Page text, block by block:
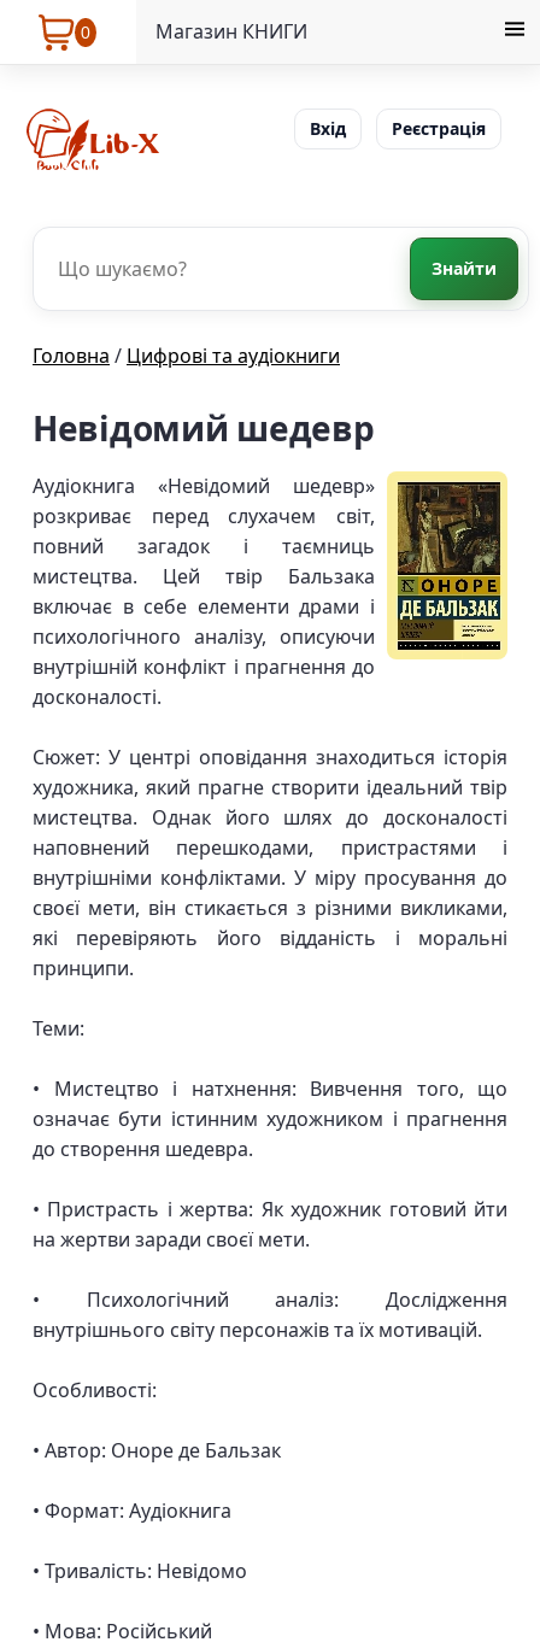
0 Магазин КНИГИ
Вхід Реєстрація
Знайти
Головна / Цифрові та аудіокниги
Невідомий шедевр
Аудіокнига «Невідомий шедевр»
розкриває перед слухачем світ,
повний загадок і таємниць
мистецтва. Цей твір Бальзака
включає в себе елементи драми і
психологічного аналізу, описуючи
внутрішній конфлікт і прагнення до
досконалості.
Сюжет: У центрі оповідання знаходиться історія
художника, який прагне створити ідеальний твір
мистецтва. Однак його шлях до досконалості
наповнений перешкодами, пристрастями і
внутрішніми конфліктами. У міру просування до
своєї мети, він стикається з різними викликами,
які перевіряють його відданість і моральні
принципи.
Теми:
• Мистецтво і натхнення: Вивчення того, що
означає бути істинним художником і прагнення
до створення шедевра.
• Пристрасть і жертва: Як художник готовий йти
на жертви заради своєї мети.
• Психологічний аналіз: Дослідження
внутрішнього світу персонажів та їх мотивацій.
Особливості:
• Автор: Оноре де Бальзак
• Формат: Аудіокнига
• Тривалість: Невідомо
• Мова: Російський